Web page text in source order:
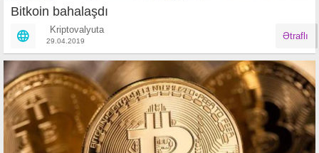
Bitkoin bahalaşdı
Kriptovalyuta
29.04.2019 Ətraflı